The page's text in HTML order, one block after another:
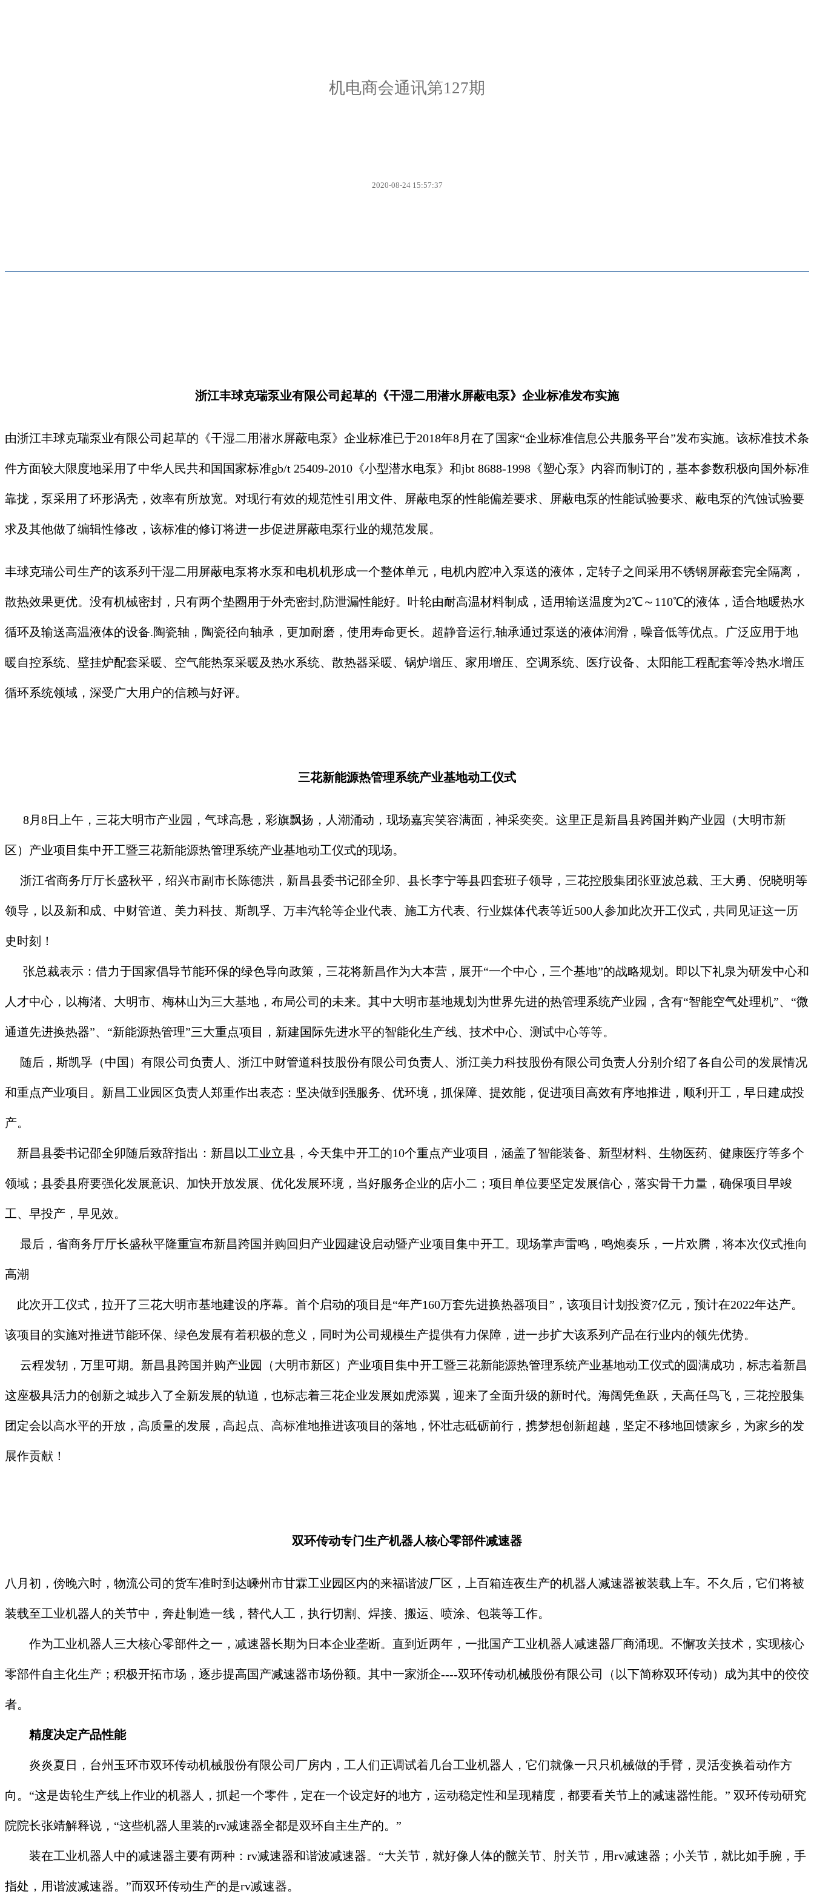
机电商会通讯第127期
2020-08-24 15:57:37
浙江丰球克瑞泵业有限公司起草的 《干湿二用潜水屏蔽电泵》企业标准发布实施
由浙江丰球克瑞泵业有限公司起草的《干湿二用潜水屏蔽电泵》企业标准已于2018年8月在了国家“企业标准信息公共服务平台”发布实施。该标准技术条
件方面较大限度地采用了中华人民共和国国家标准gb/t 25409-2010《小型潜水电泵》和jbt 8688-1998《塑心泵》内容而制订的，基本参数积极向国外标准
靠拢，泵采用了环形涡壳，效率有所放宽。对现行有效的规范性引用文件、屏蔽电泵的性能偏差要求、屏蔽电泵的性能试验要求、蔽电泵的汽蚀试验要
求及其他做了编辑性修改，该标准的修订将进一步促进屏蔽电泵行业的规范发展。
丰球克瑞公司生产的该系列干湿二用屏蔽电泵将水泵和电机机形成一个整体单元，电机内腔冲入泵送的液体，定转子之间采用不锈钢屏蔽套完全隔离，
散热效果更优。没有机械密封，只有两个垫圈用于外壳密封,防泄漏性能好。叶轮由耐高温材料制成，适用输送温度为2℃～110℃的液体，适合地暖热水
循环及输送高温液体的设备.陶瓷轴，陶瓷径向轴承，更加耐磨，使用寿命更长。超静音运行,轴承通过泵送的液体润滑，噪音低等优点。广泛应用于地
暖自控系统、壁挂炉配套采暖、空气能热泵采暖及热水系统、散热器采暖、锅炉增压、家用增压、空调系统、医疗设备、太阳能工程配套等冷热水增压
循环系统领域，深受广大用户的信赖与好评。
三花新能源热管理系统产业基地动工仪式
8月8日上午，三花大明市产业园，气球高悬，彩旗飘扬，人潮涌动，现场嘉宾笑容满面，神采奕奕。这里正是新昌县跨国并购产业园（大明市新
区）产业项目集中开工暨三花新能源热管理系统产业基地动工仪式的现场。
浙江省商务厅厅长盛秋平，绍兴市副市长陈德洪，新昌县委书记邵全卯、县长李宁等县四套班子领导，三花控股集团张亚波总裁、王大勇、倪晓明等
领导，以及新和成、中财管道、美力科技、斯凯孚、万丰汽轮等企业代表、施工方代表、行业媒体代表等近500人参加此次开工仪式，共同见证这一历
史时刻！
张总裁表示：借力于国家倡导节能环保的绿色导向政策，三花将新昌作为大本营，展开“一个中心，三个基地”的战略规划。即以下礼泉为研发中心和
人才中心，以梅渚、大明市、梅林山为三大基地，布局公司的未来。其中大明市基地规划为世界先进的热管理系统产业园，含有“智能空气处理机”、“微
通道先进换热器”、“新能源热管理”三大重点项目，新建国际先进水平的智能化生产线、技术中心、测试中心等等。
随后，斯凯孚（中国）有限公司负责人、浙江中财管道科技股份有限公司负责人、浙江美力科技股份有限公司负责人分别介绍了各自公司的发展情况
和重点产业项目。新昌工业园区负责人郑重作出表态：坚决做到强服务、优环境，抓保障、提效能，促进项目高效有序地推进，顺利开工，早日建成投
产。
新昌县委书记邵全卯随后致辞指出：新昌以工业立县，今天集中开工的10个重点产业项目，涵盖了智能装备、新型材料、生物医药、健康医疗等多个
领域；县委县府要强化发展意识、加快开放发展、优化发展环境，当好服务企业的店小二；项目单位要坚定发展信心，落实骨干力量，确保项目早竣
工、早投产，早见效。
最后，省商务厅厅长盛秋平隆重宣布新昌跨国并购回归产业园建设启动暨产业项目集中开工。现场掌声雷鸣，鸣炮奏乐，一片欢腾，将本次仪式推向
高潮
此次开工仪式，拉开了三花大明市基地建设的序幕。首个启动的项目是“年产160万套先进换热器项目”，该项目计划投资7亿元，预计在2022年达产。
该项目的实施对推进节能环保、绿色发展有着积极的意义，同时为公司规模生产提供有力保障，进一步扩大该系列产品在行业内的领先优势。
云程发轫，万里可期。新昌县跨国并购产业园（大明市新区）产业项目集中开工暨三花新能源热管理系统产业基地动工仪式的圆满成功，标志着新昌
这座极具活力的创新之城步入了全新发展的轨道，也标志着三花企业发展如虎添翼，迎来了全面升级的新时代。海阔凭鱼跃，天高任鸟飞，三花控股集
团定会以高水平的开放，高质量的发展，高起点、高标准地推进该项目的落地，怀壮志砥砺前行，携梦想创新超越，坚定不移地回馈家乡，为家乡的发
展作贡献！
双环传动专门生产机器人核心零部件减速器
八月初，傍晚六时，物流公司的货车准时到达嵊州市甘霖工业园区内的来福谐波厂区，上百箱连夜生产的机器人减速器被装载上车。不久后，它们将被
装载至工业机器人的关节中，奔赴制造一线，替代人工，执行切割、焊接、搬运、喷涂、包装等工作。
作为工业机器人三大核心零部件之一，减速器长期为日本企业垄断。直到近两年，一批国产工业机器人减速器厂商涌现。不懈攻关技术，实现核心
零部件自主化生产；积极开拓市场，逐步提高国产减速器市场份额。其中一家浙企----双环传动机械股份有限公司（以下简称双环传动）成为其中的佼佼
者。
精度决定产品性能
炎炎夏日，台州玉环市双环传动机械股份有限公司厂房内，工人们正调试着几台工业机器人，它们就像一只只机械做的手臂，灵活变换着动作方
向。“这是齿轮生产线上作业的机器人，抓起一个零件，定在一个设定好的地方，运动稳定性和呈现精度，都要看关节上的减速器性能。” 双环传动研究
院院长张靖解释说，“这些机器人里装的rv减速器全都是双环自主生产的。”
装在工业机器人中的减速器主要有两种：rv减速器和谐波减速器。“大关节，就好像人体的髋关节、肘关节，用rv减速器；小关节，就比如手腕，手
指处，用谐波减速器。”而双环传动生产的是rv减速器。